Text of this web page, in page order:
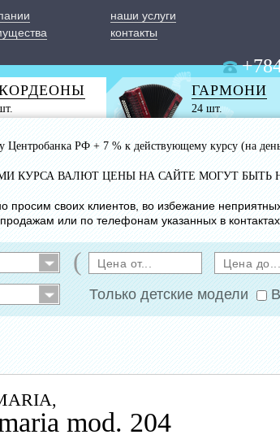
наши услуги
контакты
ГАРМОНИ
24 шт.
Центробанка РФ + 7 % к действующему курсу (на
КУРСА ВАЛЮТ ЦЕНЫ НА САЙТЕ МОГУТ БЫТЬ
просим своих клиентов, во избежание
или по телефонам указанных в
(
Только детские модели
mod. 204